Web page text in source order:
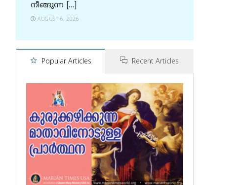
നീങ്ങുന്ന […]
AUGUST 6, 2026
Popular Articles Recent Articles